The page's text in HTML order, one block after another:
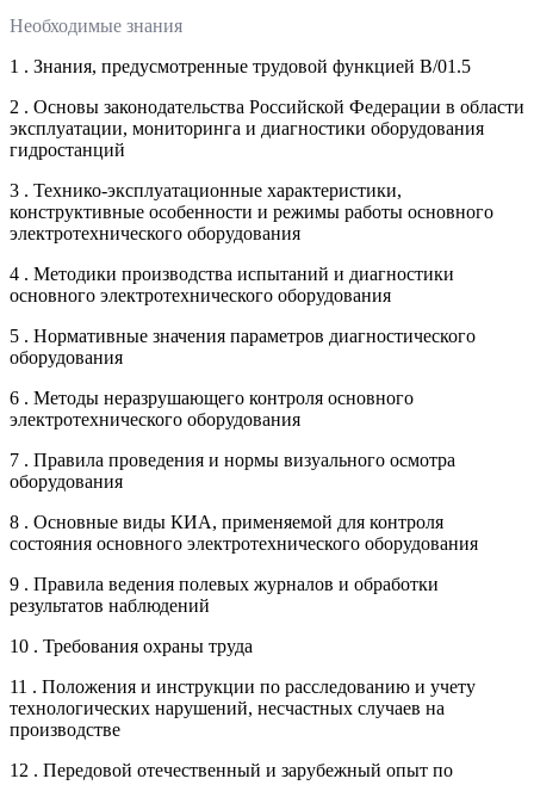
Необходимые знания
1 . Знания, предусмотренные трудовой функцией В/01.5
2 . Основы законодательства Российской Федерации в области
эксплуатации, мониторинга и диагностики оборудования
гидростанций
3 . Технико-эксплуатационные характеристики,
конструктивные особенности и режимы работы основного
электротехнического оборудования
4 . Методики производства испытаний и диагностики
основного электротехнического оборудования
5 . Нормативные значения параметров диагностического
оборудования
6 . Методы неразрушающего контроля основного
электротехнического оборудования
7 . Правила проведения и нормы визуального осмотра
оборудования
8 . Основные виды КИА, применяемой для контроля
состояния основного электротехнического оборудования
9 . Правила ведения полевых журналов и обработки
результатов наблюдений
10 . Требования охраны труда
11 . Положения и инструкции по расследованию и учету
технологических нарушений, несчастных случаев на
производстве
12 . Передовой отечественный и зарубежный опыт по